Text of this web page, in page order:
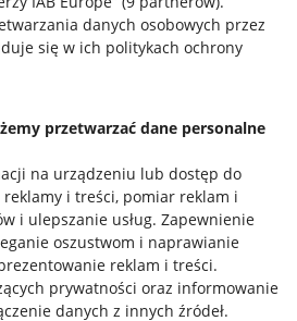
danych osobowych przez
się w ich politykach ochrony
przetwarzać dane personalne
na urządzeniu lub dostęp do
i treści, pomiar reklam i
i ulepszanie usług. Zapewnienie
oszustwom i naprawianie
reklam i treści.
prywatności oraz informowanie
danych z innych źródeł.